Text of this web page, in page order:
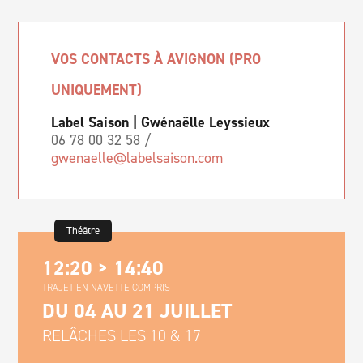
VOS CONTACTS À AVIGNON (PRO
UNIQUEMENT)
Label Saison | Gwénaëlle Leyssieux
06 78 00 32 58 /
gwenaelle@labelsaison.com
Théâtre
12:20 > 14:40
TRAJET EN NAVETTE COMPRIS
DU 04 AU 21 JUILLET
RELÂCHES LES 10 & 17